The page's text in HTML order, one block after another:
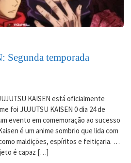
Segunda temporada
KAISEN está oficialmente
foi JUJUTSU KAISEN 0 dia 24 de
evento em comemoração ao sucesso
é um anime sombrio que lida com
maldições, espíritos e feitiçaria. …
é capaz […]